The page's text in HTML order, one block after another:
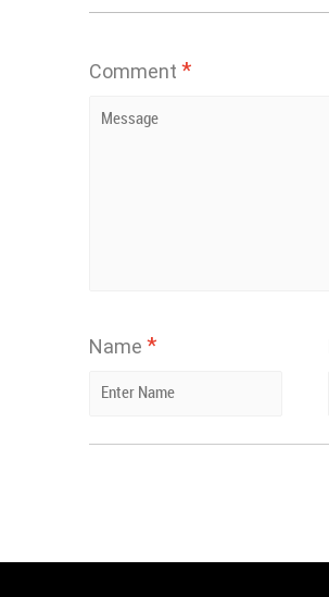
Comment *
Name *